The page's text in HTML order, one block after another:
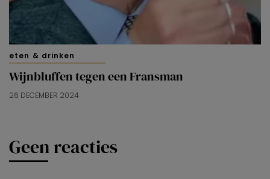
eten & drinken
Wijnbluffen tegen een Fransman
26 DECEMBER 2024
Geen reacties